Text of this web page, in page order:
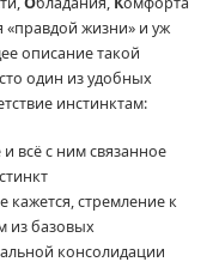
«правдой жизни» и уж
описание такой
один из удобных
инстинктам:
всё с ним связанное
стремление к
из базовых
консолидации